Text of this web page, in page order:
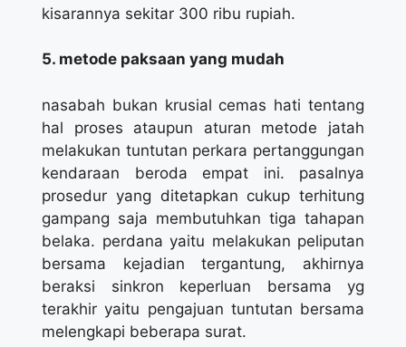
kisarannya sekitar 300 ribu rupiah.
5. metode paksaan yang mudah
nasabah bukan krusial cemas hati tentang
hal proses ataupun aturan metode jatah
melakukan tuntutan perkara pertanggungan
kendaraan beroda empat ini. pasalnya
prosedur yang ditetapkan cukup terhitung
gampang saja membutuhkan tiga tahapan
belaka. perdana yaitu melakukan peliputan
bersama kejadian tergantung, akhirnya
beraksi sinkron keperluan bersama yg
terakhir yaitu pengajuan tuntutan bersama
melengkapi beberapa surat.